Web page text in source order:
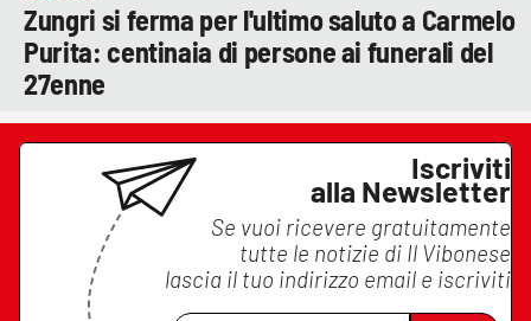
Zungri si ferma per l'ultimo saluto a Carmelo
Purita: centinaia di persone ai funerali del
27enne
Iscriviti
alla Newsletter
Se vuoi ricevere gratuitamente
tutte le notizie di Il Vibonese
lascia il tuo indirizzo email e iscriviti